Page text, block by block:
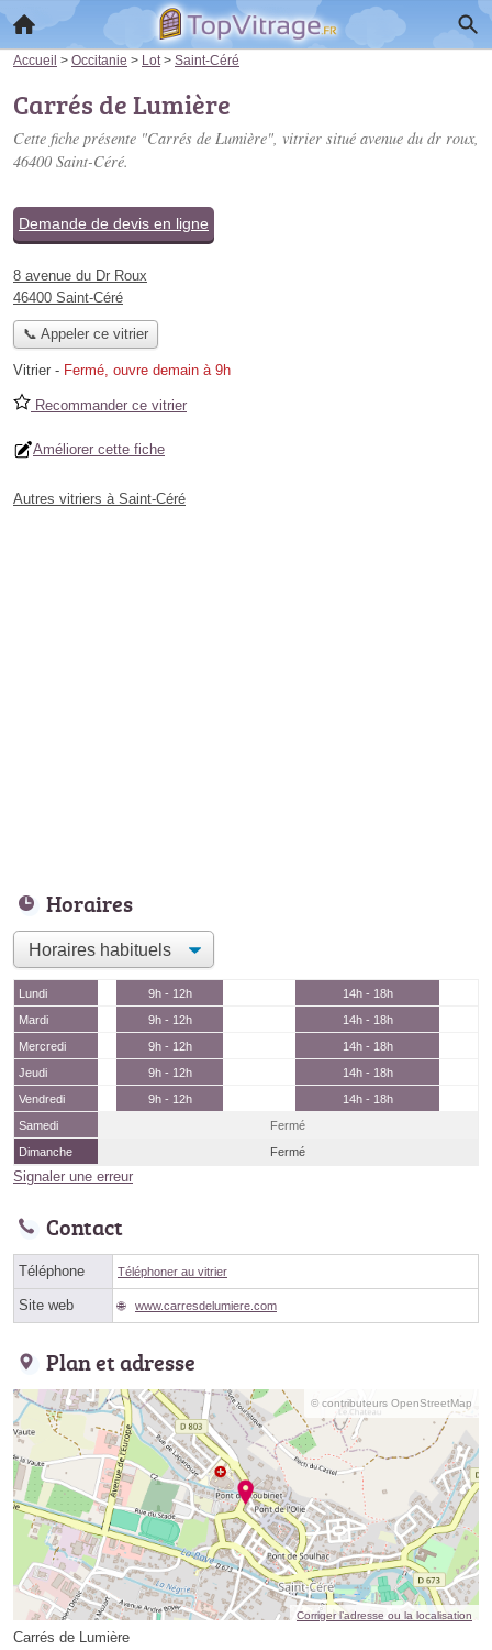
Accueil > Occitanie > Lot > Saint-Céré
Carrés de Lumière
Cette fiche présente "Carrés de Lumière", vitrier situé avenue du dr roux,
46400 Saint-Céré.
Demande de devis en ligne
8 avenue du Dr Roux
46400 Saint-Céré
📞 Appeler ce vitrier
Vitrier - Fermé, ouvre demain à 9h
Recommander ce vitrier
Améliorer cette fiche
Autres vitriers à Saint-Céré
Horaires
Lundi 9h - 12h
14h - 18h
Mardi
9h - 12h
14h - 18h
Mercredi
9h - 12h
14h - 18h
Jeudi
9h - 12h
14h - 18h
Vendredi
9h - 12h
14h - 18h
Samedi
Fermé
Dimanche
Fermé
Signaler une erreur
Contact
Téléphone Téléphoner au vitrier
Site web www.carresdelumiere.com
Plan et adresse
© contributeurs OpenStreetMap
Corriger l’adresse ou la localisation
Carrés de Lumière